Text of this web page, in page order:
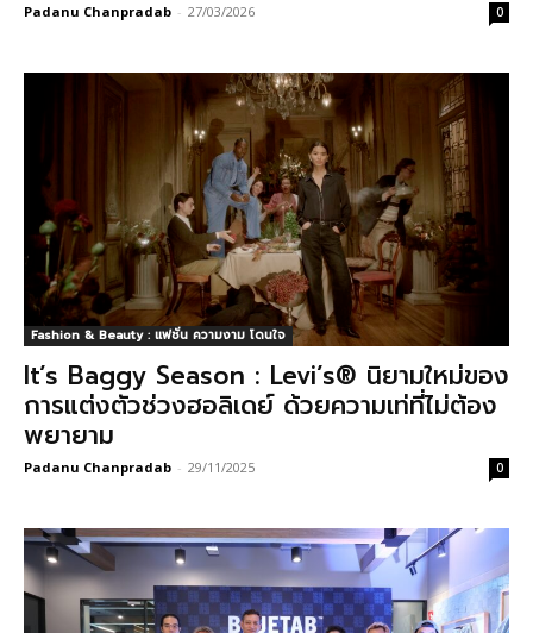
Padanu Chanpradab - 27/03/2026 0
Fashion & Beauty : แฟชั่น ความงาม โดนใจ
It’s Baggy Season : Levi’s® นิยามใหม่ของ
การแต่งตัวช่วงฮอลิเดย์ ด้วยความเท่ที่ไม่ต้อง
พยายาม
Padanu Chanpradab - 29/11/2025 0